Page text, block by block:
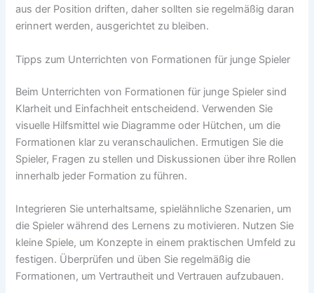
aus der Position driften, daher sollten sie regelmäßig daran
erinnert werden, ausgerichtet zu bleiben.
Tipps zum Unterrichten von Formationen für junge Spieler
Beim Unterrichten von Formationen für junge Spieler sind
Klarheit und Einfachheit entscheidend. Verwenden Sie
visuelle Hilfsmittel wie Diagramme oder Hütchen, um die
Formationen klar zu veranschaulichen. Ermutigen Sie die
Spieler, Fragen zu stellen und Diskussionen über ihre Rollen
innerhalb jeder Formation zu führen.
Integrieren Sie unterhaltsame, spielähnliche Szenarien, um
die Spieler während des Lernens zu motivieren. Nutzen Sie
kleine Spiele, um Konzepte in einem praktischen Umfeld zu
festigen. Überprüfen und üben Sie regelmäßig die
Formationen, um Vertrautheit und Vertrauen aufzubauen.